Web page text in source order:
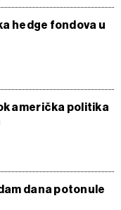
hedge fondova u
američka politika
dana potonule